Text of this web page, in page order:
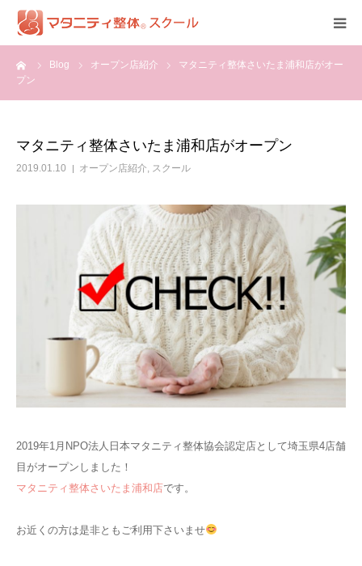
Blog オープン店紹介
マタニティ整体さいたま浦和店がオー
プン
マタニティ整体さいたま浦和店がオープン
2019.01.10 オープン店紹介, スクール
2019年1月NPO法人日本マタニティ整体協会認定店として埼玉県4店舗
目がオープンしました！
マタニティ整体さいたま浦和店です。
お近くの方は是非ともご利用下さいませ
HOME
体験談
全国認定校一覧
開業ツール
受講申込